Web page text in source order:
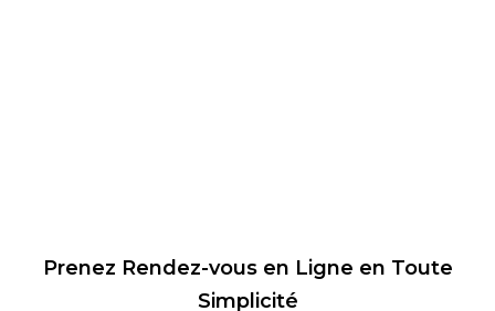
Prenez Rendez-vous en Ligne en Toute
Simplicité